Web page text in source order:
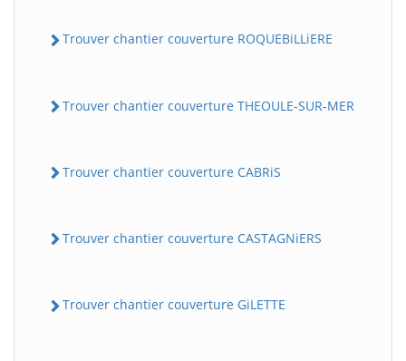
Trouver chantier couverture ROQUEBiLLiERE
Trouver chantier couverture THEOULE-SUR-MER
Trouver chantier couverture CABRiS
Trouver chantier couverture CASTAGNiERS
Trouver chantier couverture GiLETTE